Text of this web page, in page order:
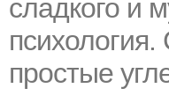
сладкого и
простые